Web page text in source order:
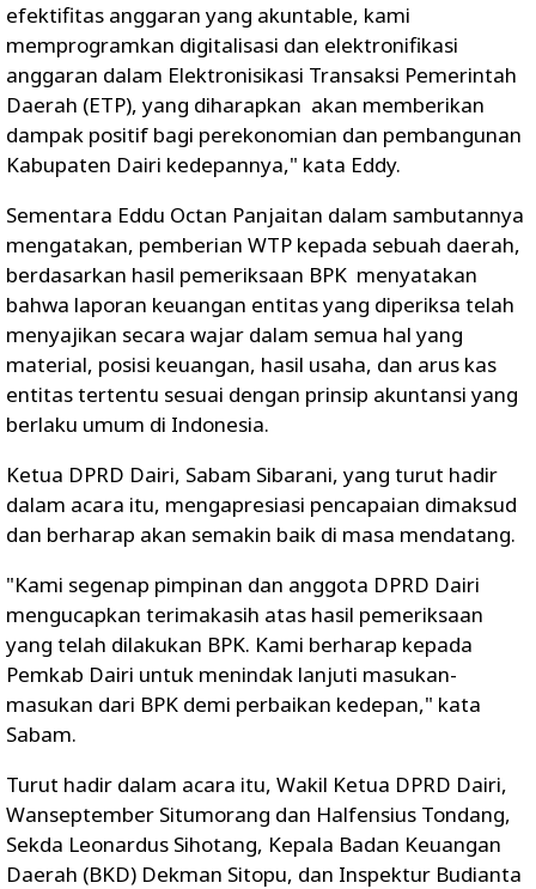
efektifitas anggaran yang akuntable, kami
memprogramkan digitalisasi dan elektronifikasi
anggaran dalam Elektronisikasi Transaksi Pemerintah
Daerah (ETP), yang diharapkan akan memberikan
dampak positif bagi perekonomian dan pembangunan
Kabupaten Dairi kedepannya," kata Eddy.
Sementara Eddu Octan Panjaitan dalam sambutannya
mengatakan, pemberian WTP kepada sebuah daerah,
berdasarkan hasil pemeriksaan BPK menyatakan
bahwa laporan keuangan entitas yang diperiksa telah
menyajikan secara wajar dalam semua hal yang
material, posisi keuangan, hasil usaha, dan arus kas
entitas tertentu sesuai dengan prinsip akuntansi yang
berlaku umum di Indonesia.
Ketua DPRD Dairi, Sabam Sibarani, yang turut hadir
dalam acara itu, mengapresiasi pencapaian dimaksud
dan berharap akan semakin baik di masa mendatang.
"Kami segenap pimpinan dan anggota DPRD Dairi
mengucapkan terimakasih atas hasil pemeriksaan
yang telah dilakukan BPK. Kami berharap kepada
Pemkab Dairi untuk menindak lanjuti masukan-
masukan dari BPK demi perbaikan kedepan," kata
Sabam.
Turut hadir dalam acara itu, Wakil Ketua DPRD Dairi,
Wanseptember Situmorang dan Halfensius Tondang,
Sekda Leonardus Sihotang, Kepala Badan Keuangan
Daerah (BKD) Dekman Sitopu, dan Inspektur Budianta